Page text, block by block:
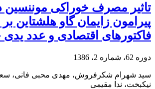
تاثیر مصرف خوراکی موننسین
پیرامون زایمان گاو هلشتاین
فاکتورهای اقتصادی و عدد
دوره 62، شماره 2، 1386
سید شهرام شکرفروش، مهدی محبی فانی،
نیکبخت، ندا مقیمی